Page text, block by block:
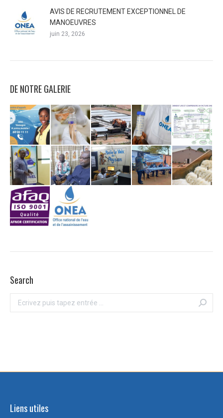
AVIS DE RECRUTEMENT EXCEPTIONNEL DE
MANOEUVRES
juin 23, 2026
DE NOTRE GALERIE
Search
Recherche
Liens utiles